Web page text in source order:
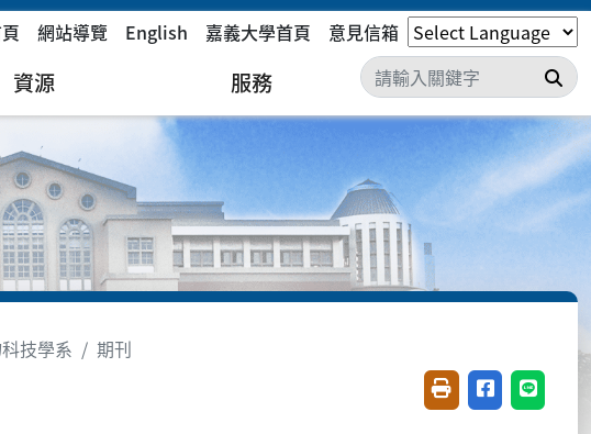
網站導覽 English 嘉義大學首頁 意見信箱
資源 服務 搜
技學系 期刊
友善列印(開新視窗)
分享至臉書(
分享至